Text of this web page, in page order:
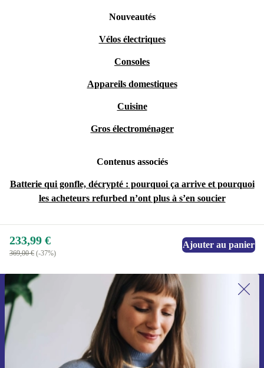
Nouveautés
Vélos électriques
Consoles
Appareils domestiques
Cuisine
Gros électroménager
Contenus associés
Batterie qui gonfle, décrypté : pourquoi ça arrive et pourquoi
les acheteurs refurbed n’ont plus à s’en soucier
233,99 €
369,00 € (-37%)
Ajouter au panier
Recevoir offres et infos de refurbed
par mail
Ne manquez plus aucune offre.